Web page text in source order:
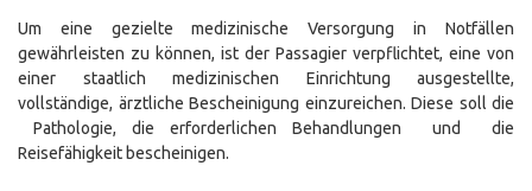
Um eine gezielte medizinische Versorgung in Notfällen
gewährleisten zu können, ist der Passagier verpflichtet, eine von
einer staatlich medizinischen Einrichtung ausgestellte,
vollständige, ärztliche Bescheinigung einzureichen. Diese soll die
Pathologie, die erforderlichen Behandlungen und die
Reisefähigkeit bescheinigen.